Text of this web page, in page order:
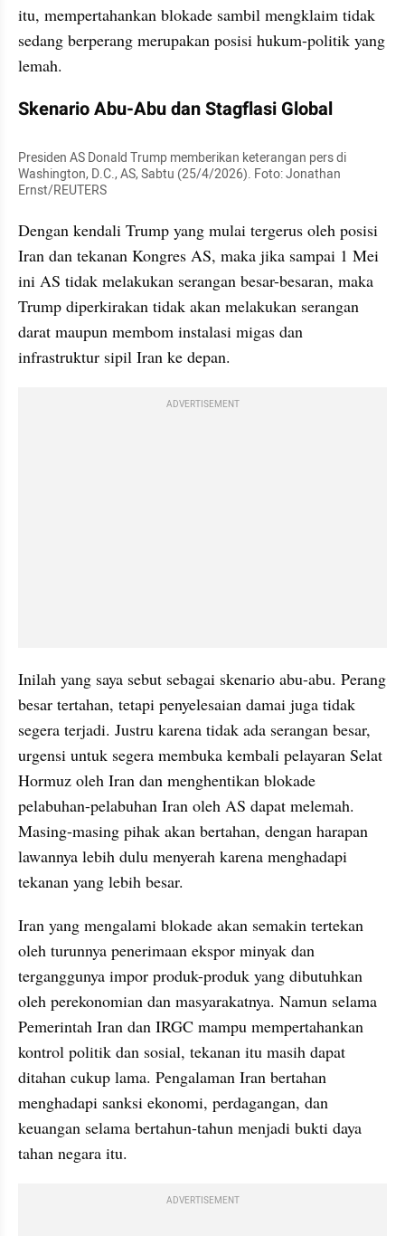
itu, mempertahankan blokade sambil mengklaim tidak
sedang berperang merupakan posisi hukum-politik yang
lemah.
Skenario Abu-Abu dan Stagflasi Global
Presiden AS Donald Trump memberikan keterangan pers di
Washington, D.C., AS, Sabtu (25/4/2026). Foto: Jonathan
Ernst/REUTERS
Dengan kendali Trump yang mulai tergerus oleh posisi
Iran dan tekanan Kongres AS, maka jika sampai 1 Mei
ini AS tidak melakukan serangan besar-besaran, maka
Trump diperkirakan tidak akan melakukan serangan
darat maupun membom instalasi migas dan
infrastruktur sipil Iran ke depan.
ADVERTISEMENT
Inilah yang saya sebut sebagai skenario abu-abu. Perang
besar tertahan, tetapi penyelesaian damai juga tidak
segera terjadi. Justru karena tidak ada serangan besar,
urgensi untuk segera membuka kembali pelayaran Selat
Hormuz oleh Iran dan menghentikan blokade
pelabuhan-pelabuhan Iran oleh AS dapat melemah.
Masing-masing pihak akan bertahan, dengan harapan
lawannya lebih dulu menyerah karena menghadapi
tekanan yang lebih besar.
Iran yang mengalami blokade akan semakin tertekan
oleh turunnya penerimaan ekspor minyak dan
terganggunya impor produk-produk yang dibutuhkan
oleh perekonomian dan masyarakatnya. Namun selama
Pemerintah Iran dan IRGC mampu mempertahankan
kontrol politik dan sosial, tekanan itu masih dapat
ditahan cukup lama. Pengalaman Iran bertahan
menghadapi sanksi ekonomi, perdagangan, dan
keuangan selama bertahun-tahun menjadi bukti daya
tahan negara itu.
ADVERTISEMENT